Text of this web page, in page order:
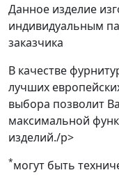
Данное изделие
индивидуальным
заказчика
В качестве
лучших
выбора позволит
максимальной
изделий./p>
*могут быть